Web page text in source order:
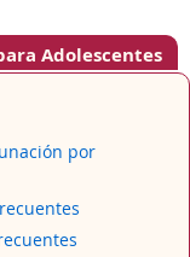
Adolescentes
por